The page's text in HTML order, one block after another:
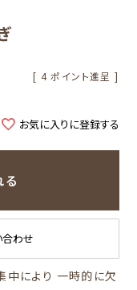
[ 4 ポイント進呈 ]
お気に入りに登録する
る
わせ
中により 一時的に欠